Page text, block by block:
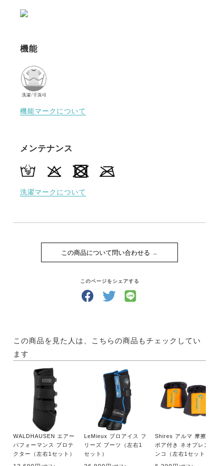
機能
機能マークについて
メンテナンス
洗濯マークについて
この商品について問い合わせる
このページをシェアする
この商品を見た人は、こちらの商品もチェックしてい
ます
WALDHAUSEN エアー
パフォーマンス プロテ
クター（左右1セット）
LeMieux プロアイス フ
リーズ ブーツ（左右1
セット）
Shires アルマ 摩擦防止
ボア付き ネオプレン ワ
ンコ（左右1セット）